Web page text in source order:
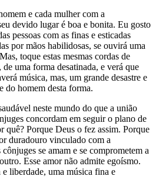
e cada mulher com a
devido lugar é boa e bonita. Eu gosto
pessoas com as finas e esticadas
por mãos habilidosas, se ouvirá uma
toque estas mesmas cordas de
uma forma desatinada, e verá que
música, mas, um grande desastre e
do homem desta forma.
neste mundo do que a união
concordam em seguir o plano de
quê? Porque Deus o fez assim. Porque
duradouro vinculado com a
se amam e se comprometem a
Esse amor não admite egoísmo.
liberdade, uma música fina e